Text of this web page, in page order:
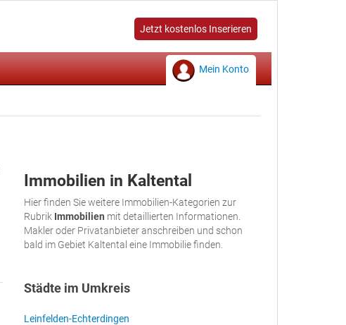
Jetzt kostenlos Inserieren
Mein Konto
Immobilien in Kaltental
Hier finden Sie weitere Immobilien-Kategorien zur
Rubrik Immobilien mit detaillierten Informationen.
Makler oder Privatanbieter anschreiben und schon
bald im Gebiet Kaltental eine Immobilie finden.
Städte im Umkreis
Leinfelden-Echterdingen